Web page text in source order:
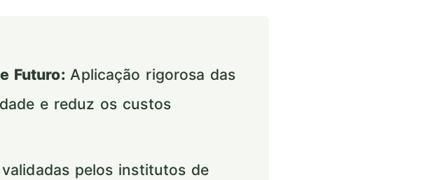
Futuro:Aplicação rigorosa das
e reduz os custos
pelos institutos de